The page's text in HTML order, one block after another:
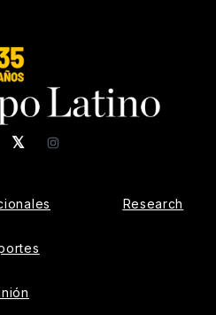
𝕏 Instagram
Research